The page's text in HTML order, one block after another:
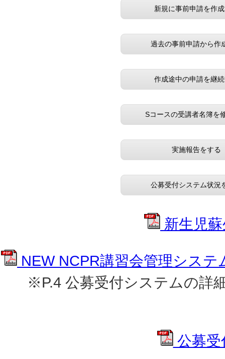
新規に事前申請を作
過去の事前申請から作
作成途中の申請を継
Sコースの受講者名簿を
実施報告をする
公募受付システム状況
新生児
NEW NCPR講習会管理シス
※P.4 公募受付システムの詳
公募